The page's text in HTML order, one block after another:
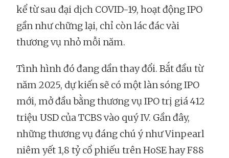
kể từ sau đại dịch COVID-19, hoạt động IPO
gần như chững lại, chỉ còn lác đác vài
thương vụ nhỏ mỗi năm.
Tình hình đó đang dần thay đổi. Bắt đầu từ
năm 2025, dự kiến sẽ có một làn sóng IPO
mới, mở đầu bằng thương vụ IPO trị giá 412
triệu USD của TCBS vào quý IV. Gần đây,
những thương vụ đáng chú ý như Vinpearl
niêm yết 1,8 tỷ cổ phiếu trên HoSE hay F88